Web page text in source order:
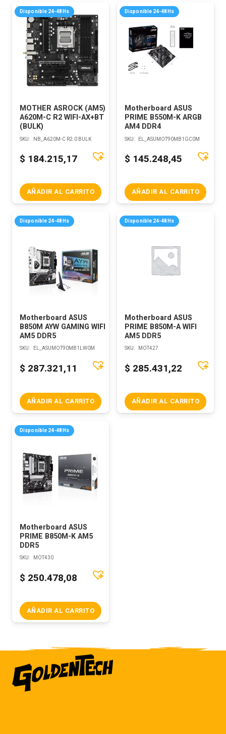
Disponible 24-48Hs
MOTHER ASROCK (AM5)
A620M-C R2 WIFI-AX+BT
(BULK)
SKU: NB_A620M-C R2.0 BULK
$ 184.215,17
AÑADIR AL CARRITO
Disponible 24-48Hs
Motherboard ASUS
PRIME B550M-K ARGB
AM4 DDR4
SKU: EL_ASUMOT90MB1GC0M
$ 145.248,45
AÑADIR AL CARRITO
Disponible 24-48Hs
Motherboard ASUS
B850M AYW GAMING WIFI
AM5 DDR5
SKU: EL_ASUMOT90MB1LW0M
$ 287.321,11
AÑADIR AL CARRITO
Disponible 24-48Hs
Motherboard ASUS
PRIME B850M-A WIFI
AM5 DDR5
SKU: MOT427
$ 285.431,22
AÑADIR AL CARRITO
Disponible 24-48Hs
Motherboard ASUS
PRIME B850M-K AM5
DDR5
SKU: MOT430
$ 250.478,08
AÑADIR AL CARRITO